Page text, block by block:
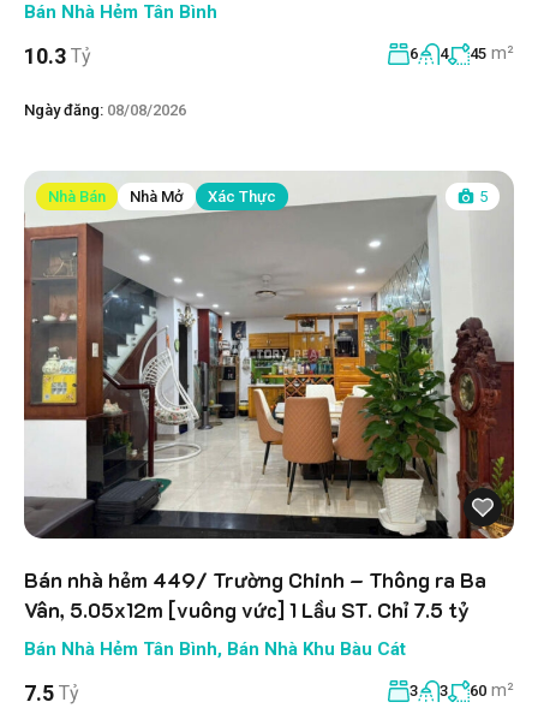
Bán Nhà Hẻm Tân Bình
10.3 Tỷ 6 4 45 m²
Ngày đăng: 08/08/2026
Nhà Bán Nhà Mở Xác Thực 5
Bán nhà hẻm 449/ Trường Chinh – Thông ra Ba
Vân, 5.05x12m [vuông vức] 1 Lầu ST. Chỉ 7.5 tỷ
Bán Nhà Hẻm Tân Bình, Bán Nhà Khu Bàu Cát
7.5 Tỷ 3 3 60 m²